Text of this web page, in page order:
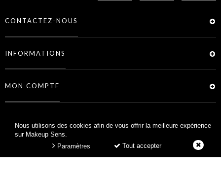
Nous utilisons des cookies afin de vous offrir la meilleure expérience
sur Makeup Sens.
Tout accepter
Paramètres
CONTACTEZ-NOUS
INFORMATIONS
MON COMPTE